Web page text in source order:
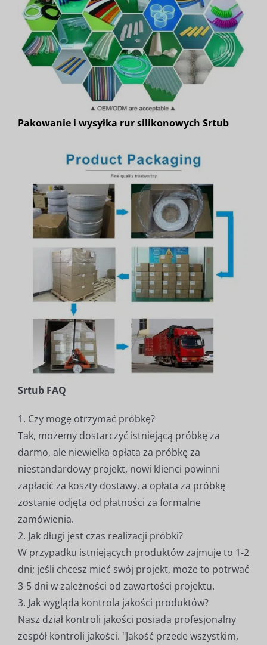
Pakowanie i wysyłka rur silikonowych Srtub
Srtub FAQ
1. Czy mogę otrzymać próbkę?
Tak, możemy dostarczyć istniejącą próbkę za
darmo, ale niewielka opłata za próbkę za
niestandardowy projekt, nowi klienci powinni
zapłacić za koszty dostawy, a opłata za próbkę
zostanie odjęta od płatności za formalne
zamówienia.
2. Jak długi jest czas realizacji próbki?
W przypadku istniejących produktów zajmuje to 1-2
dni; jeśli chcesz mieć swój projekt, może to potrwać
3-5 dni w zależności od zawartości projektu.
3. Jak wygląda kontrola jakości produktów?
Nasz dział kontroli jakości posiada profesjonalny
zespół kontroli jakości. "Jakość przede wszystkim,